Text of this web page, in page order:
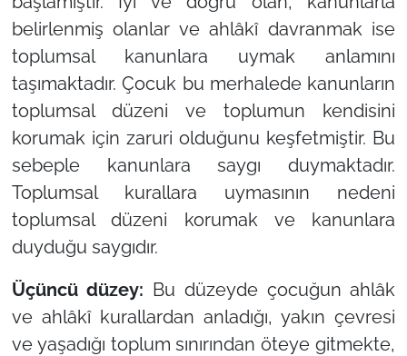
belirlenmiş olanlar ve ahlâkî davranmak ise
toplumsal kanunlara uymak anlamını
taşımaktadır. Çocuk bu merhalede kanunların
toplumsal düzeni ve toplumun kendisini
korumak için zaruri olduğunu keşfetmiştir. Bu
sebeple kanunlara saygı duymaktadır.
Toplumsal kurallara uymasının nedeni
toplumsal düzeni korumak ve kanunlara
duyduğu saygıdır.
Üçüncü düzey: Bu düzeyde çocuğun ahlâk
ve ahlâkî kurallardan anladığı, yakın çevresi
ve yaşadığı toplum sınırından öteye gitmekte,